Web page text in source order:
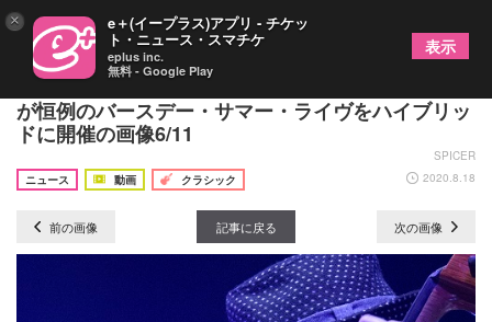
デビュー15周年を迎えたヴァイオリニストNAOTO
が恒例のバースデー・サマー・ライヴをハイブリッ
ドに開催の画像6/11
SPICER
ニュース
動画 クラシック 2020.8.18
前の画像 記事に戻る 次の画像
× e＋(イープラス)アプリ - チケッ
ト・ニュース・スマチケ
eplus inc.
無料 - Google Play
表示